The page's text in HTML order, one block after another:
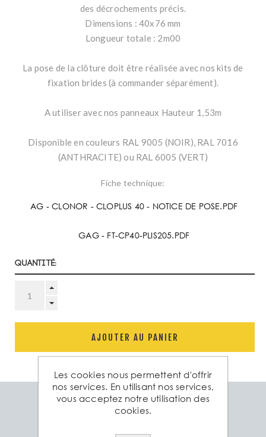
des décrochements précis.
Dimensions : 40x76 mm
Longueur totale : 2m00
La pose de la clôture doit être réalisée avec nos kits de
fixation brides (à commander séparément).
A utiliser avec nos panneaux Hauteur 1,53m
Disponible en couleurs RAL 9005 (NOIR), RAL 7016
(ANTHRACITE) ou RAL 6005 (VERT)
Fiche technique:
AG - CLONOR - CLOPLUS 40 - NOTICE DE POSE.PDF
GAG - FT-CP40-PLIS205.PDF
Quantité:
AJOUTER AU PANIER
Spéc. technique Produits associés
Les cookies nous permettent d'offrir
nos services. En utilisant nos services,
vous acceptez notre utilisation des
cookies.